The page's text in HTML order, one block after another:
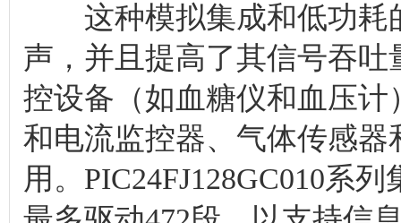
这种模拟集成和低功耗
声，并且提高了其信号吞
控设备（如血糖仪和血压
和电流监控器、气体传感
用。PIC24FJ128GC010系